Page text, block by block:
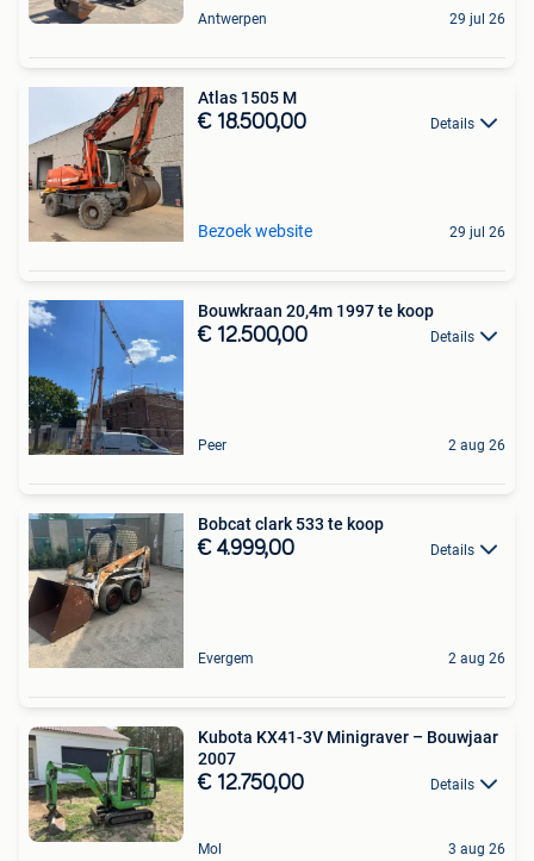
Antwerpen 29 jul 26
Atlas 1505 M
€ 18.500,00 Details
Bezoek website 29 jul 26
Bouwkraan 20,4m 1997 te koop
€ 12.500,00 Details
Peer 2 aug 26
Bobcat clark 533 te koop
€ 4.999,00 Details
Evergem 2 aug 26
Kubota KX41-3V Minigraver – Bouwjaar
2007
€ 12.750,00 Details
Mol 3 aug 26